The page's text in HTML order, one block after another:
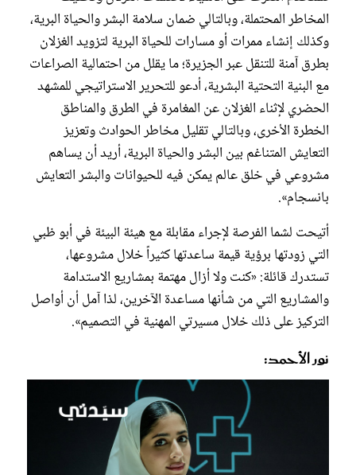
المخاطر المحتملة، وبالتالي ضمان سلامة البشر والحياة البرية،
وكذلك إنشاء ممرات أو مسارات للحياة البرية لتزويد الغزلان
بطرق آمنة للتنقل عبر الجزيرة؛ ما يقلل من احتمالية الصراعات
مع البنية التحتية البشرية، أدعو للتحرير الاستراتيجي للمشهد
الحضري لإثناء الغزلان عن المغامرة في الطرق والمناطق
الخطرة الأخرى، وبالتالي تقليل مخاطر الحوادث وتعزيز
التعايش المتناغم بين البشر والحياة البرية، أريد أن يساهم
مشروعي في خلق عالم يمكن فيه للحيوانات والبشر التعايش
بانسجام».
أتيحت لشما الفرصة لإجراء مقابلة مع هيئة البيئة في أبو ظبي
التي زودتها برؤية قيمة ساعدتها كثيراً خلال مشروعها،
تستدرك قائلة: «كنت ولا أزال مهتمة بمشاريع الاستدامة
والمشاريع التي من شأنها مساعدة الآخرين، لذا آمل أن أواصل
التركيز على ذلك خلال مسيرتي المهنية في التصميم».
نور الأحمد: